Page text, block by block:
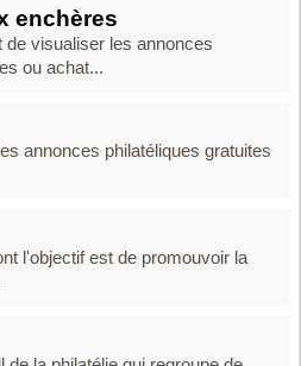
enchères
visualiser les annonces
ou achat...
annonces philatéliques gratuites
l'objectif est de promouvoir la